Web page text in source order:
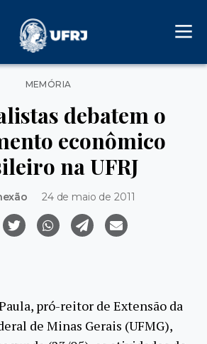
Categorias
MEMÓRIA
debatem o
econômico
na UFRJ
24 de maio de 2011
pró-reitor de Extensão da
de Minas Gerais (UFMG),